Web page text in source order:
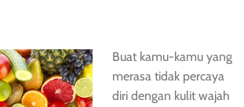
Buat kamu-kamu yang
merasa tidak percaya
diri dengan kulit wajah